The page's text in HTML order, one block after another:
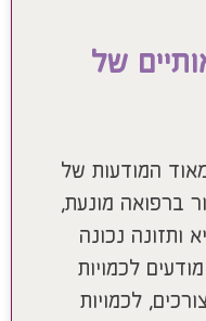
של
המודעות של
ברפואה מונעת,
ותזונה נכונה
לכמויות
לכמויות